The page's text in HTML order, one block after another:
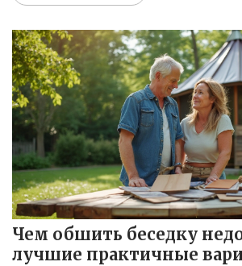
Чем обшить беседку
лучшие практичные